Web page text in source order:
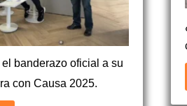
banderazo oficial a su
con Causa 2025.